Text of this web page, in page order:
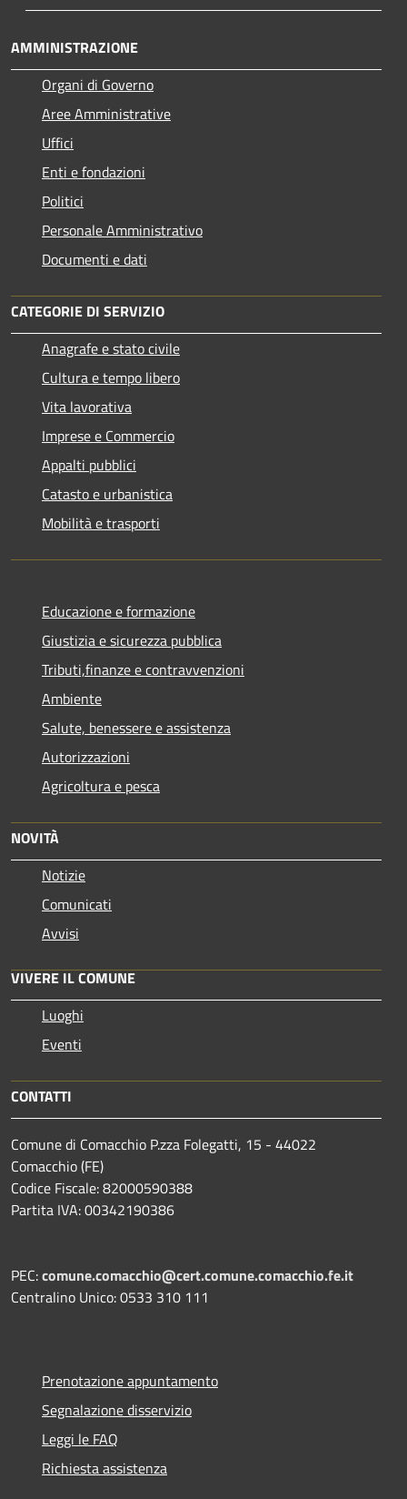
AMMINISTRAZIONE
Organi di Governo
Aree Amministrative
Uffici
Enti e fondazioni
Politici
Personale Amministrativo
Documenti e dati
CATEGORIE DI SERVIZIO
Anagrafe e stato civile
Cultura e tempo libero
Vita lavorativa
Imprese e Commercio
Appalti pubblici
Catasto e urbanistica
Mobilità e trasporti
Educazione e formazione
Giustizia e sicurezza pubblica
Tributi,finanze e contravvenzioni
Ambiente
Salute, benessere e assistenza
Autorizzazioni
Agricoltura e pesca
NOVITÀ
Notizie
Comunicati
Avvisi
VIVERE IL COMUNE
Luoghi
Eventi
CONTATTI
Comune di Comacchio P.zza Folegatti, 15 - 44022
Comacchio (FE)
Codice Fiscale: 82000590388
Partita IVA: 00342190386
PEC:comune.comacchio@cert.comune.comacchio.fe.it
Centralino Unico: 0533 310 111
Prenotazione appuntamento
Segnalazione disservizio
Leggi le FAQ
Richiesta assistenza